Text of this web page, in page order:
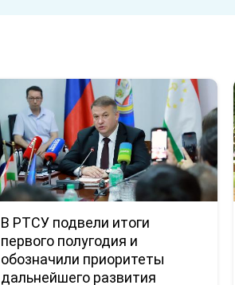
В РТСУ подвели итоги
первого полугодия и
обозначили приоритеты
дальнейшего развития